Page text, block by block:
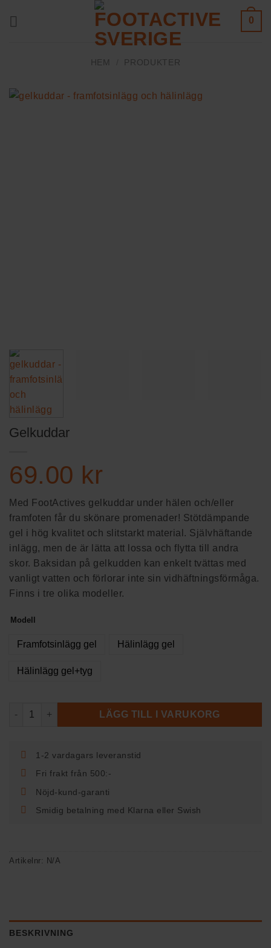
0
HEM PRODUKTER
Gelkuddar
69.00 kr
Med FootActives gelkuddar under hälen och/eller
framfoten får du skönare promenader! Stötdämpande
gel i hög kvalitet och slitstarkt material. Självhäftande
inlägg, men de är lätta att lossa och flytta till andra
skor. Baksidan på gelkudden kan enkelt tvättas med
vanligt vatten och förlorar inte sin vidhäftningsförmåga.
Finns i tre olika modeller.
Modell
Framfotsinlägg gel Hälinlägg gel
Hälinlägg gel+tyg
Gelkuddar mängd
LÄGG TILL I VARUKORG
1-2 vardagars leveranstid
Fri frakt från 500:-
Nöjd-kund-garanti
Smidig betalning med Klarna eller Swish
Artikelnr: N/A
BESKRIVNING